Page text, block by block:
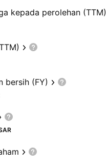
kepada perolehan (TTM)
bersih (FY)